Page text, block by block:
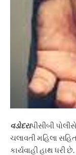
વડોદરાપીસીબી
ચલાવતી મહિલા
કાર્યવાહી હાથ ધરી છે.